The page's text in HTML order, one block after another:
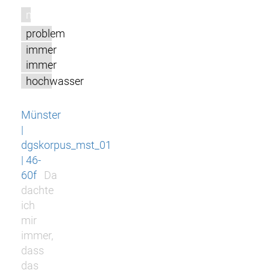
m
problem
immer
immer
hochwasser
Münster
|
dgskorpus_mst_01
| 46-
60f
Da
dachte
ich
mir
immer,
dass
das